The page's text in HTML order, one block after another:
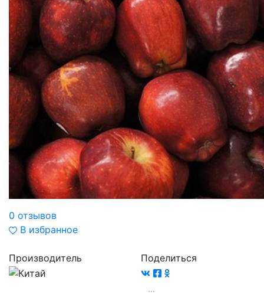
0 отзывов
В избранное
Производитель Поделиться